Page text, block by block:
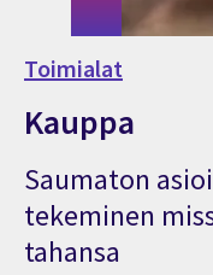
Toimialat
Kauppa
Saumaton
tekeminen
tahansa